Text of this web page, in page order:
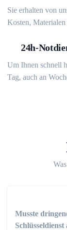
Sie erhalten von
Kosten,
24h-
Um Ihnen schnell
Tag, auch an
Musste